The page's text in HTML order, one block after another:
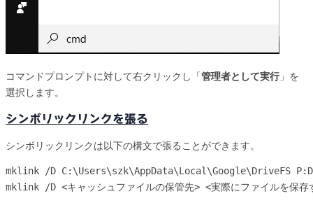
コマンドプロンプトに対して右クリックし「管理者として実行」を
選択します。
シンボリックリンクを張る
シンボリックリンクは以下の構文で張ることができます。
mklink /D C:\Users\szk\AppData\Local\Google\DriveFS
mklink /D <キャッシュファイルの保管先> <実際にファイルを保存